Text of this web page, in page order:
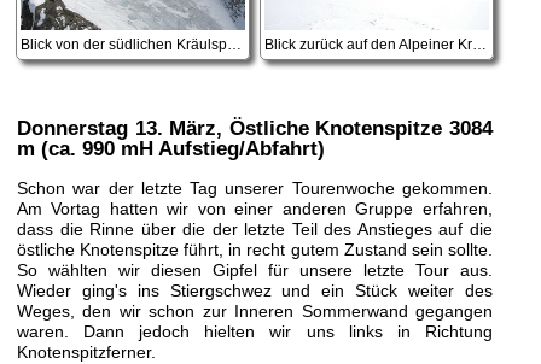
Blick von der südlichen Kräulspitze auf unsere Aufstiegsroute auf die östliche Seespitze
Donnerstag 13. März, Östliche Knotenspitze 3084
m (ca. 990 mH Aufstieg/Abfahrt)
Schon war der letzte Tag unserer Tourenwoche gekommen.
Am Vortag hatten wir von einer anderen Gruppe erfahren,
dass die Rinne über die der letzte Teil des Anstieges auf die
östliche Knotenspitze führt, in recht gutem Zustand sein sollte.
So wählten wir diesen Gipfel für unsere letzte Tour aus.
Wieder ging's ins Stiergschwez und ein Stück weiter des
Weges, den wir schon zur Inneren Sommerwand gegangen
waren. Dann jedoch hielten wir uns links in Richtung
Knotenspitzferner.